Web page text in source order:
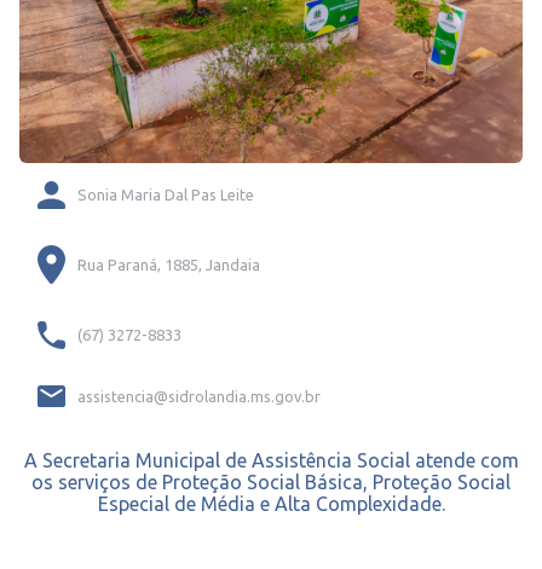
Sonia Maria Dal Pas Leite
Rua Paraná, 1885, Jandaia
(67) 3272-8833
assistencia@sidrolandia.ms.gov.br
A Secretaria Municipal de Assistência Social atende com
os serviços de Proteção Social Básica, Proteção Social
Especial de Média e Alta Complexidade.